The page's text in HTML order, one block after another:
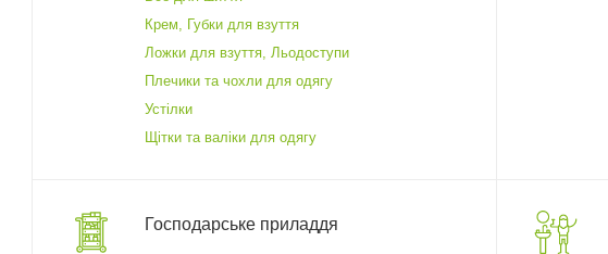
Крем, Губки для взуття
Ложки для взуття, Льодоступи
Плечики та чохли для одягу
Устілки
Щітки та валіки для одягу
Господарське приладдя